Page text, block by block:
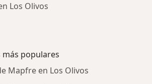
Los Olivos
populares
Mapfre en Los Olivos